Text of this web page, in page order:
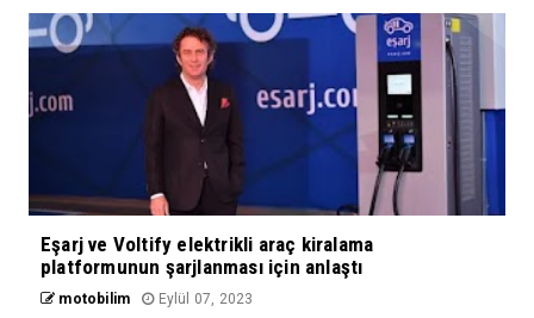
Eşarj ve Voltify elektrikli araç kiralama
platformunun şarjlanması için anlaştı
motobilim Eylül 07, 2023